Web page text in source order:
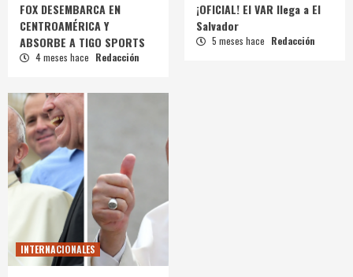
FOX DESEMBARCA EN
CENTROAMÉRICA Y
ABSORBE A TIGO SPORTS
4 meses hace Redacción
¡OFICIAL! El VAR llega a El
Salvador
5 meses hace Redacción
INTERNACIONALES